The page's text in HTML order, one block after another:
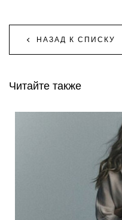
НАЗАД К СПИСКУ
Читайте также